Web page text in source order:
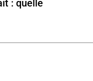
: quelle